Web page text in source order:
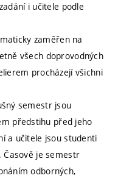
i učitele podle
zaměřen na
všech doprovodných
procházejí všichni
semestr jsou
předstihu před jeho
a učitele jsou studenti
Časově je semestr
odborných,